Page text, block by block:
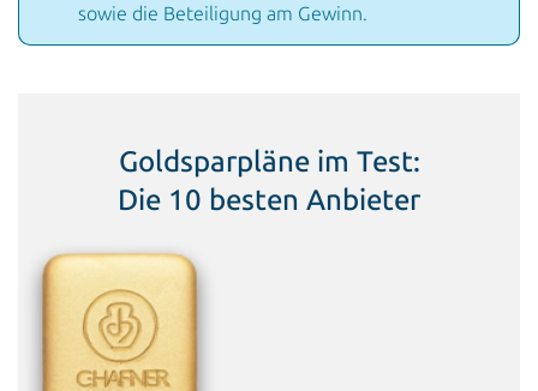
sowie die Beteiligung am Gewinn.
Goldsparpläne im Test:
Die 10 besten Anbieter